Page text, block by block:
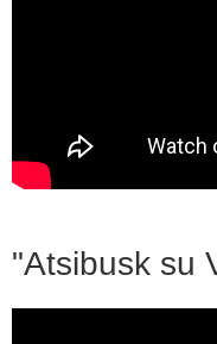
"Atsibusk su